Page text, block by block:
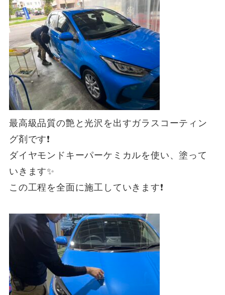
最高級品質の艶と光沢を出すガラスコーティン
グ剤です❗
ダイヤモンドキーパーケミカルを使い、塗って
いきます✨
この工程を全面に施工していきます❗